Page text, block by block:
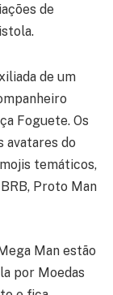
de
de um
Foguete. Os
avatares do
temáticos,
Proto Man
Man estão
por Moedas